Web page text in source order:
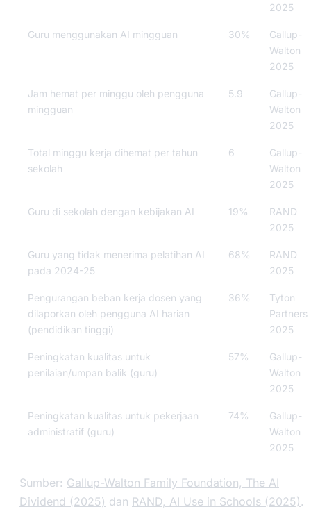
2025
Guru menggunakan AI mingguan 30%
Gallup-
Walton
2025
Jam hemat per minggu oleh pengguna
mingguan
5.9
Gallup-
Walton
2025
Total minggu kerja dihemat per tahun
sekolah
6
Gallup-
Walton
2025
Guru di sekolah dengan kebijakan AI 19%
RAND
2025
Guru yang tidak menerima pelatihan AI
pada 2024-25
68%
RAND
2025
Pengurangan beban kerja dosen yang
dilaporkan oleh pengguna AI harian
(pendidikan tinggi)
36%
Tyton
Partners
2025
Peningkatan kualitas untuk
penilaian/umpan balik (guru)
57%
Gallup-
Walton
2025
Peningkatan kualitas untuk pekerjaan
administratif (guru)
74%
Gallup-
Walton
2025
Sumber: Gallup-Walton Family Foundation, The AI
Dividend (2025) dan RAND, AI Use in Schools (2025) .